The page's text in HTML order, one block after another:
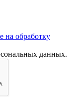
на обработку
данных.